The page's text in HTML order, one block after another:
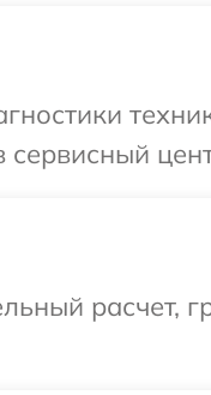
сервисный
расчет,